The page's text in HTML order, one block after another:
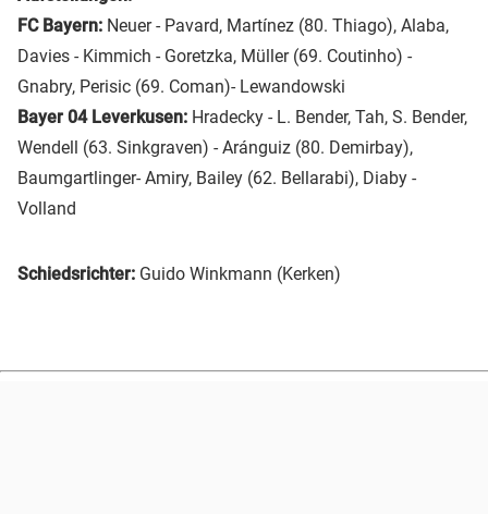
FC Bayern: Neuer - Pavard, Martínez (80. Thiago), Alaba,
Davies - Kimmich - Goretzka, Müller (69. Coutinho) -
Gnabry, Perisic (69. Coman)- Lewandowski
Bayer 04 Leverkusen: Hradecky - L. Bender, Tah, S. Bender,
Wendell (63. Sinkgraven) - Aránguiz (80. Demirbay),
Baumgartlinger- Amiry, Bailey (62. Bellarabi), Diaby -
Volland
Schiedsrichter: Guido Winkmann (Kerken)